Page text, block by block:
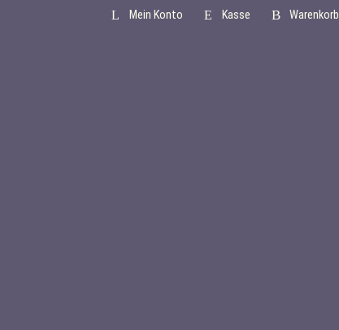
Mein Konto Kasse Warenkorb